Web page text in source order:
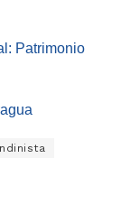
Patrimonio